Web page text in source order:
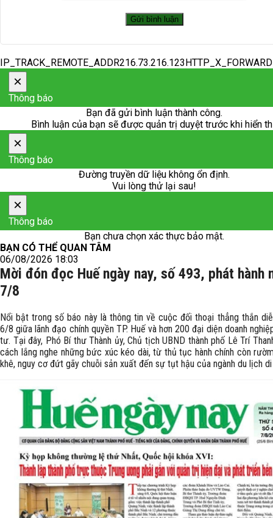
×
Thông báo
Bạn đã gửi bình luận thành công.
Bình luận của bạn sẽ được quản trị duyệt trước khi hiển
×
Thông báo
Đường truyền dữ liệu không ổn định.
Vui lòng thử lại sau!
×
Thông báo
Bạn chưa chọn xác thực bảo mật.
BẠN CÓ THỂ QUAN TÂM
06/08/2026 18:03
Mời đón đọc Huế ngày nay, số 493, phát hành
7/8
Nổi bật trong số báo này là thông tin về cuộc đối thoại thẳng thắn
6/8 giữa lãnh đạo chính quyền TP. Huế và hơn 200 đại diện doanh
tư. Tại đây, Phó Bí thư Thành ủy, Chủ tịch UBND thành phố Lê Trí
cách lắng nghe những bức xúc kéo dài, từ thủ tục hành chính còn
khê, nguy cơ đứt gãy chuỗi sản xuất đến sự tụt hậu của ngành du lịch di